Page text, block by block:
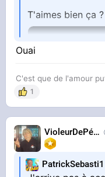
T'aimes bien ça
Ouai
C'est que de l'amour
1
VioleurDePédo
PatrickSebasti1